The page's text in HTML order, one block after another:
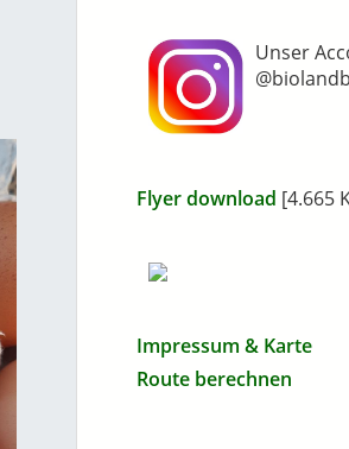
Unser
Flyer download [4.665
Impressum & Karte
Route berechnen